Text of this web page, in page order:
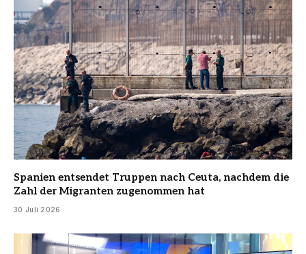
Spanien entsendet Truppen nach Ceuta, nachdem die
Zahl der Migranten zugenommen hat
30 Juli 2026